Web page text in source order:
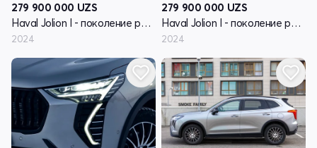
279 900 000 UZS
Haval Jolion I - поколение рестайлинг
2024
279 900 000 UZS
Haval Jolion I - поколение рестайлинг
2024